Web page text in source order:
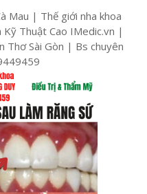
Mau | Thế giới nha khoa
Thuật Cao IMedic.vn |
Thơ Sài Gòn | Bs chuyên